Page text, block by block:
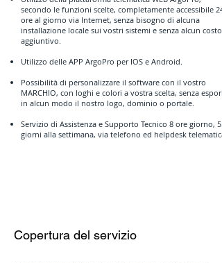
secondo le funzioni scelte, completamente accessibile 24
ore al giorno via Internet, senza bisogno di alcuna
installazione locale sui vostri sistemi e senza alcun costo
aggiuntivo.
Utilizzo delle APP ArgoPro per IOS e Android.
Possibilità di personalizzare il software con il vostro
MARCHIO, con loghi e colori a vostra scelta, senza
in alcun modo il nostro logo, dominio o portale.
Servizio di Assistenza e Supporto Tecnico 8 ore giorno, 5
giorni alla settimana, via telefono ed helpdesk telematica.
Copertura del servizio